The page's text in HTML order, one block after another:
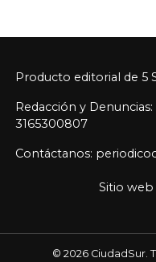
Producto editorial de 5
Redacción y
3165300807
Contáctanos:
Sitio
© 2026 CiudadSur.